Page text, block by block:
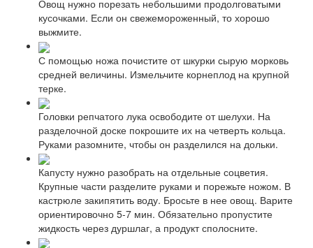
Овощ нужно порезать небольшими продолговатыми
кусочками. Если он свежемороженный, то хорошо
выжмите.
С помощью ножа почистите от шкурки сырую морковь
средней величины. Измельчите корнеплод на крупной
терке.
Головки репчатого лука освободите от шелухи. На
разделочной доске покрошите их на четверть кольца.
Руками разомните, чтобы он разделился на дольки.
Капусту нужно разобрать на отдельные соцветия.
Крупные части разделите руками и порежьте ножом. В
кастрюле закипятить воду. Бросьте в нее овощ. Варите
ориентировочно 5-7 мин. Обязательно пропустите
жидкость через дуршлаг, а продукт сполосните.